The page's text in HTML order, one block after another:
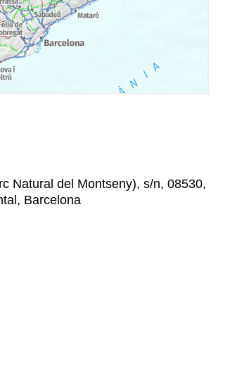
Natural del Montseny), s/n, 08530,
Barcelona